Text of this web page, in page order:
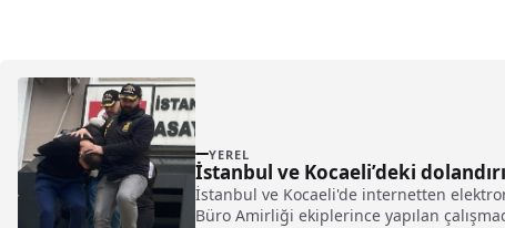
YEREL
İstanbul ve Kocaeli’deki
İstanbul ve Kocaeli'de internetten
Büro Amirliği ekiplerince yapılan